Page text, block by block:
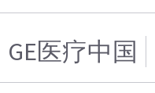
GE医疗中国